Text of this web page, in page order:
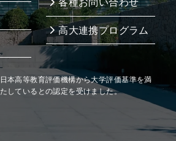
高大連携プログラム
日本高等教育評価機構から大学評価基準を満
たしているとの認定を受けました。